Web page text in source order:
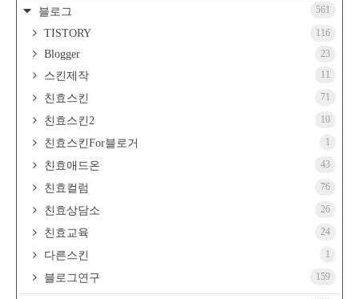
블로그 561
TISTORY 116
Blogger 23
스킨제작 11
친효스킨 71
친효스킨2 10
친효스킨For블로거 1
친효애드온 43
친효컬럼 76
친효상담소 26
친효교육 24
다른스킨 1
블로그연구 159